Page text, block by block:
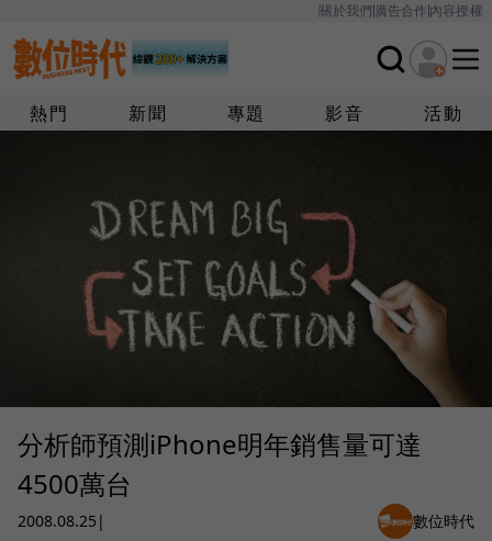
關於我們廣告合作內容授權
熱門 新聞 專題 影音 活動
分析師預測iPhone明年銷售量可達
4500萬台
2008.08.25 | 數位時代